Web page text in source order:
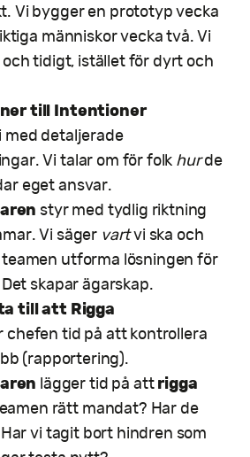
Vi bygger en prototyp vecka
människor vecka två. Vi
tidigt, istället för dyrt och
till Intentioner
med detaljerade
Vi talar om för folk hurde
eget ansvar.
styr med tydlig riktning
Vi säger vartvi ska och
teamen utforma lösningen för
skapar ägarskap.
till att Rigga
chefen tid på att kontrollera
(rapportering).
lägger tid på att rigga
rätt mandat? Har de
vi tagit bort hindren som